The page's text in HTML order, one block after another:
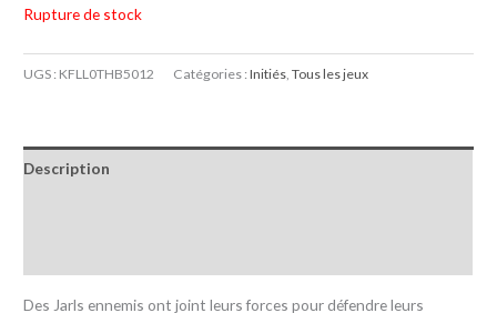
Rupture de stock
UGS : KFLL0THB5012 Catégories :Initiés ,Tous les jeux
Description
Des Jarls ennemis ont joint leurs forces pour défendre leurs